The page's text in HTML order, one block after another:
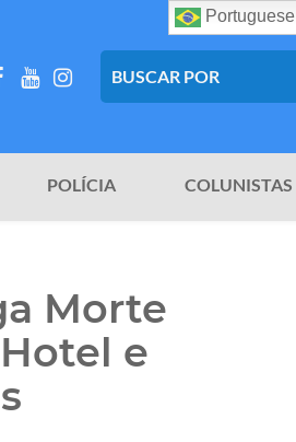
POLÍCIA COLUNISTAS
Morte
e
Portuguese